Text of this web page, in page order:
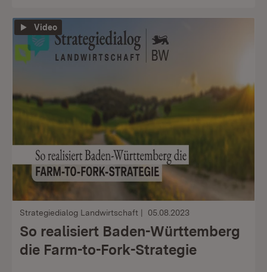
Video
Strategiedialog Landwirtschaft 05.08.2023
So realisiert Baden-Württemberg
die Farm-to-Fork-Strategie